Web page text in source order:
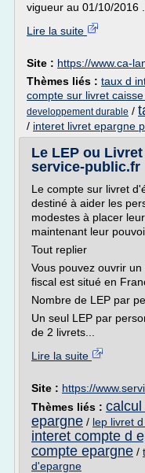
vigueur au 01/10/2016 ...
Lire la suite
Site : https://www.ca-
Thèmes liés : taux d
compte sur livret
developpement durable /
/ interet livret epargne
Le LEP ou
service-public.fr
Le compte sur livret
destiné à aider les
modestes à placer
maintenant leur
Tout replier
Vous pouvez ouvrir
fiscal est situé en
Nombre de LEP par
Un seul LEP par
de 2 livrets...
Lire la suite
Site : https://
Thèmes liés :
epargne / lep livret
interet compte d
compte epargne /
d'epargne